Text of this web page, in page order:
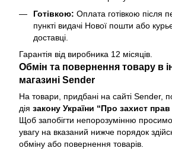
Готівкою: Оплата готівкою після
пункті видачі Нової пошти або
доставці.
Гарантія від виробника 12 місяців.
Обмін та повернення товару в
магазині Sender
На товари, придбані на сайті Sender,
дія закону України “Про захист
Щоб запобігти непорозумінню
увагу на вказаний нижче порядок
обміну або повернення товарів.